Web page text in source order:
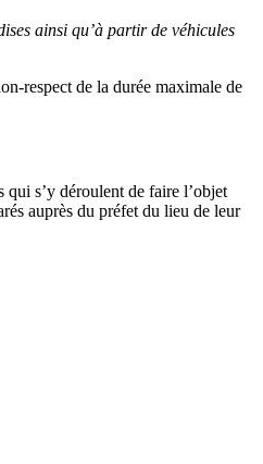
ainsi qu’à partir de véhicules
respect de la durée maximale de
s’y déroulent de faire l’objet
auprès du préfet du lieu de leur